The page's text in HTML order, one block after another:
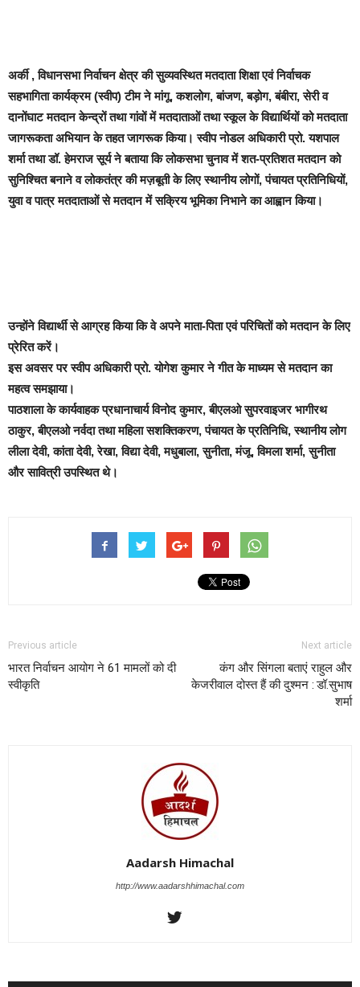
अर्की ,विधानसभा निर्वाचन क्षेत्र की सुव्यवस्थित मतदाता शिक्षा एवं निर्वाचक
सहभागिता कार्यक्रम (स्वीप) टीम ने मांगू, कशलोग, बांजण, बड़ोग, बंबीरा, सेरी व
दानोंघाट मतदान केन्द्रों तथा गांवों में मतदाताओं तथा स्कूल के विद्यार्थियों को मतदाता
जागरूकता अभियान के तहत जागरूक किया। स्वीप नोडल अधिकारी प्रो. यशपाल
शर्मा तथा डॉ. हेमराज सूर्य ने बताया कि लोकसभा चुनाव में शत-प्रतिशत मतदान को
सुनिश्चित बनाने व लोकतंत्र की मज़बूती के लिए स्थानीय लोगों, पंचायत प्रतिनिधियों,
युवा व पात्र मतदाताओं से मतदान में सक्रिय भूमिका निभाने का आह्वान किया।
उन्होंने विद्यार्थी से आग्रह किया कि वे अपने माता-पिता एवं परिचितों को मतदान के लिए
प्रेरित करें।
इस अवसर पर स्वीप अधिकारी प्रो. योगेश कुमार ने गीत के माध्यम से मतदान का
महत्व समझाया।
पाठशाला के कार्यवाहक प्रधानाचार्य विनोद कुमार, बीएलओ सुपरवाइजर भागीरथ
ठाकुर, बीएलओ नर्वदा तथा महिला सशक्तिकरण, पंचायत के प्रतिनिधि, स्थानीय लोग
लीला देवी, कांता देवी, रेखा, विद्या देवी, मधुबाला, सुनीता, मंजू, विमला शर्मा, सुनीता
और सावित्री उपस्थित थे।
Previous article
भारत निर्वाचन आयोग ने 61 मामलों को दी
स्वीकृति
Next article
कंग और सिंगला बताएं राहुल और
केजरीवाल दोस्त हैं की दुश्मन : डॉ.सुभाष
शर्मा
Aadarsh Himachal
http://www.aadarshhimachal.com